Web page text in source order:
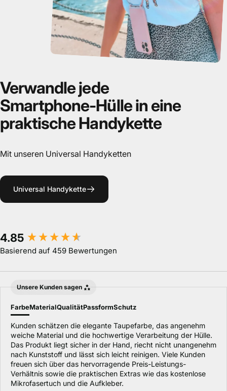
Verwandlejede
Smartphone-Hüllein eine
praktischeHandykette
Mit unseren Universal Handyketten
Universal Handykette
4.85
Basierend auf 459 Bewertungen
Unsere Kunden sagen
FarbeMaterialQualitätPassformSchutz
Kunden schätzen die elegante Taupefarbe, das angenehm
weiche Material und die hochwertige Verarbeitung der Hülle.
Das Produkt liegt sicher in der Hand, riecht nicht unangenehm
nach Kunststoff und lässt sich leicht reinigen. Viele Kunden
freuen sich über das hervorragende Preis-Leistungs-
Verhältnis sowie die praktischen Extras wie das kostenlose
Mikrofasertuch und die Aufkleber.
New content loaded